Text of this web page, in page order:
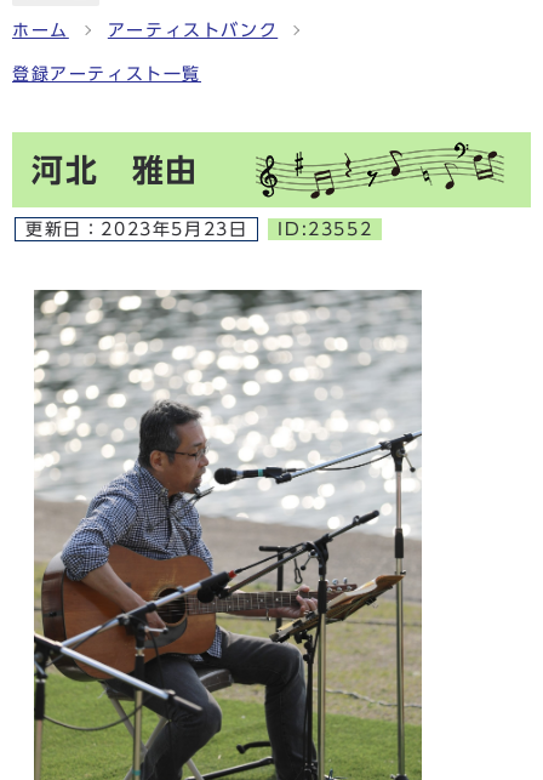
ホーム アーティストバンク
登録アーティスト一覧
河北 雅由
更新日： 2023年5月23日 ID:23552